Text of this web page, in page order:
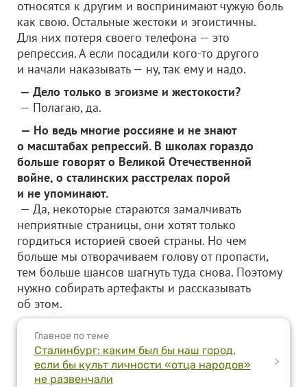
относятся к другим и воспринимают чужую боль
как свою. Остальные жестоки и эгоистичны.
Для них потеря своего телефона — это
репрессия. А если посадили кого-то другого
и начали наказывать — ну, так ему и надо.
— Дело только в эгоизме и жестокости?
— Полагаю, да.
— Но ведь многие россияне и не знают
о масштабах репрессий. В школах гораздо
больше говорят о Великой Отечественной
войне, о сталинских расстрелах порой
и не упоминают.
— Да, некоторые стараются замалчивать
неприятные страницы, они хотят только
гордиться историей своей страны. Но чем
больше мы отворачиваем голову от пропасти,
тем больше шансов шагнуть туда снова. Поэтому
нужно собирать артефакты и рассказывать
об этом.
Главное по теме
Сталинбург: каким был бы наш город,
если бы культ личности «отца народов»
не развенчали
>